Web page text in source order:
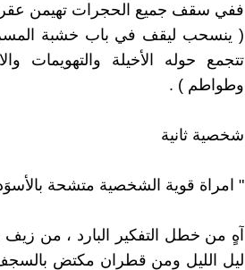
ففي سقف جميع الحجرات تهيمن عقرب
( ينسحب ليقف في باب خشبة
تتجمع حوله الأخيلة
وطواطم ) .
شخصية ثانية
" امراة قوية الشخصية متشحة
آهٍ من خطل التفكير البارد ، من
ليل الليل ومن قطران مكتض بالسجف